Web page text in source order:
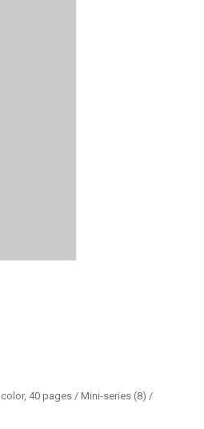
40 pages / Mini-series (8) /